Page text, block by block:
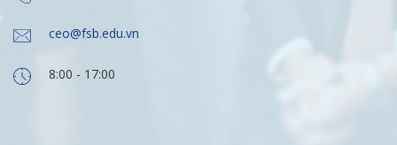
ceo@fsb.edu.vn
8:00 - 17:00